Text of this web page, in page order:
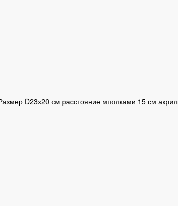
D23х20 см расстояние мполками 15 см акрил